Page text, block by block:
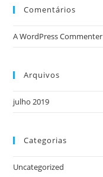
Comentários
A WordPress Commenter
Arquivos
julho 2019
Categorias
Uncategorized